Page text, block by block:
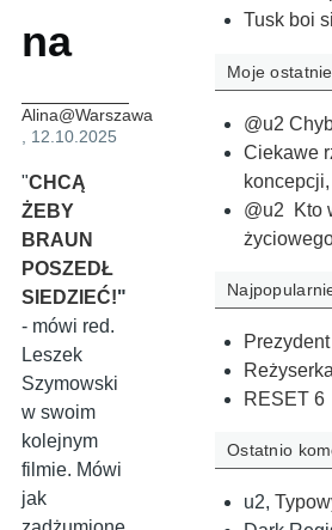
na
Alina@Warszawa
, 12.10.2025
"CHCĄ
ŻEBY
BRAUN
POSZEDŁ
SIEDZIEĆ!"
- mówi red.
Leszek
Szymowski
w swoim
kolejnym
filmie. Mówi
jak
Tusk boi
Moje
@u2
Ciekawe
@u2 Kto
RESET 6
Ostatnio
u2,